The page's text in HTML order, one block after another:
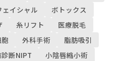
ェイシャル
ボトックス
糸リフト
医療脱毛
外科手術
脂肪吸引
断NIPT
小陰唇縮小術